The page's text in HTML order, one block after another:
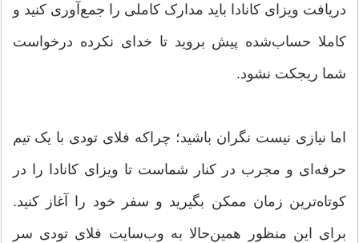
دریافت ویزای کانادا باید مدارک کاملی را جمع‌آوری کنید و
کاملا حساب‌شده پیش بروید تا خدای نکرده درخواست
شما ریجکت نشود.
اما نیازی نیست نگران باشید؛ چراکه فلای تودی با یک تیم
حرفه‌ای و مجرب در کنار شماست تا ویزای کانادا را در
کوتاه‌ترین زمان ممکن بگیرید و سفر خود را آغاز کنید.
برای این منظور همین‌حالا به وب‌سایت فلای تودی سر